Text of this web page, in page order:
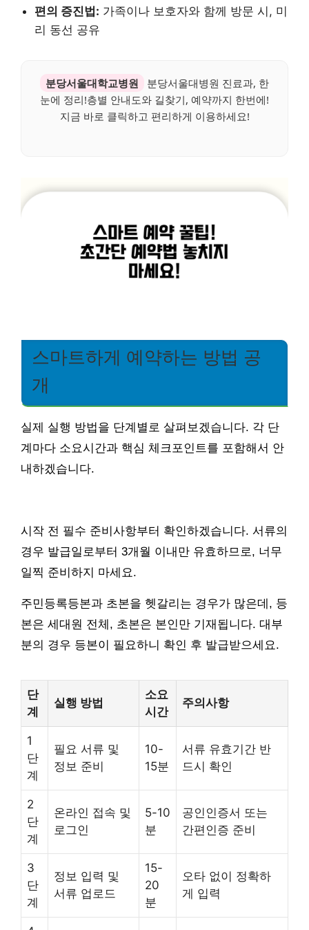
편의 증진법: 가족이나 보호자와 함께 방문 시, 미
리 동선 공유
분당서울대학교병원
분당서울대병원 진료과, 한
눈에 정리!층별 안내도와 길찾기, 예약까지 한번에!
지금 바로 클릭하고 편리하게 이용하세요!
스마트하게 예약하는 방법 공
개
실제 실행 방법을 단계별로 살펴보겠습니다. 각 단
계마다 소요시간과 핵심 체크포인트를 포함해서 안
내하겠습니다.
시작 전 필수 준비사항부터 확인하겠습니다. 서류의
경우 발급일로부터 3개월 이내만 유효하므로, 너무
일찍 준비하지 마세요.
주민등록등본과 초본을 헷갈리는 경우가 많은데, 등
본은 세대원 전체, 초본은 본인만 기재됩니다. 대부
분의 경우 등본이 필요하니 확인 후 발급받으세요.
단
계
실행 방법
소요
시간
주의사항
1
단
계
필요 서류 및
정보 준비
10-
15분
서류 유효기간 반
드시 확인
2
단
계
온라인 접속 및
로그인
5-10
분
공인인증서 또는
간편인증 준비
3
단
계
정보 입력 및
서류 업로드
15-
20
분
오타 없이 정확하
게 입력